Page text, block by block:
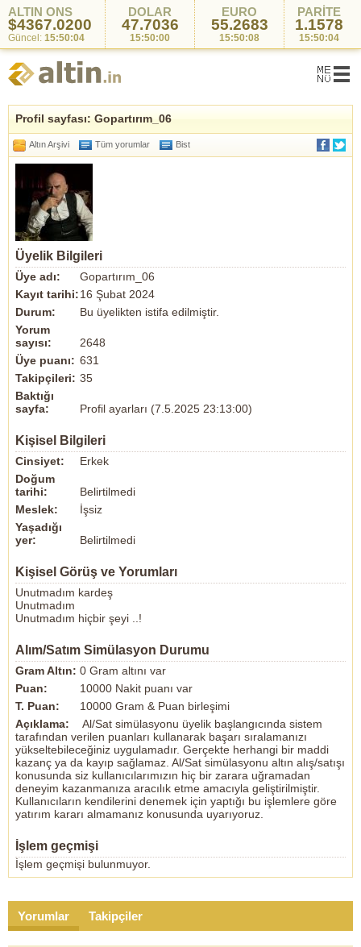
ALTIN ONS
$4367.0200
Güncel: 15:50:04
DOLAR
47.7036
15:50:00
EURO
55.2683
15:50:08
PARİTE
1.1578
15:50:04
Profil sayfası: Gopartırım_06
Altın Arşivi Tüm yorumlar Bist
Üyelik Bilgileri
Üye adı:
Gopartırım_06
Kayıt tarihi:16 Şubat 2024
Durum:
Bu üyelikten istifa edilmiştir.
Yorum
sayısı:
2648
Üye puanı: 631
Takipçileri: 35
Baktığı
sayfa:
Profil ayarları (7.5.2025 23:13:00)
Kişisel Bilgileri
Cinsiyet:
Erkek
Doğum
tarihi:
Belirtilmedi
Meslek:
İşsiz
Yaşadığı
yer:
Belirtilmedi
Kişisel Görüş ve Yorumları
Unutmadım kardeş
Unutmadım
Unutmadım hiçbir şeyi ..!
Alım/Satım Simülasyon Durumu
Gram Altın: 0 Gram altını var
Puan:
10000 Nakit puanı var
T. Puan:
10000 Gram & Puan birleşimi
Açıklama:
Al/Sat simülasyonu üyelik başlangıcında sistem
tarafından verilen puanları kullanarak başarı sıralamanızı
yükseltebileceğiniz uygulamadır. Gerçekte herhangi bir maddi
kazanç ya da kayıp sağlamaz. Al/Sat simülasyonu altın alış/satışı
konusunda siz kullanıcılarımızın hiç bir zarara uğramadan
deneyim kazanmanıza aracılık etme amacıyla geliştirilmiştir.
Kullanıcıların kendilerini denemek için yaptığı bu işlemlere göre
yatırım kararı almamanız konusunda uyarıyoruz.
İşlem geçmişi
İşlem geçmişi bulunmuyor.
Yorumlar Takipçiler